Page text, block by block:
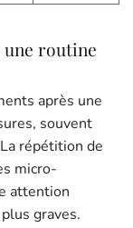
une routine
après une
souvent
répétition de
micro-
attention
graves.